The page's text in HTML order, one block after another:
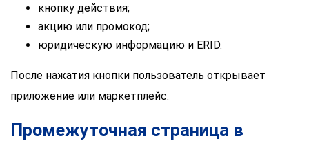
кнопку действия;
акцию или промокод;
юридическую информацию и ERID.
После нажатия кнопки пользователь открывает
приложение или маркетплейс.
Промежуточная страница в